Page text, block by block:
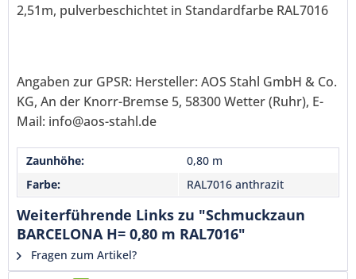
Mit * gekennzeichnete Felder sind Pflichtfelder.
Senden
2,51m, pulverbeschichtet in Standardfarbe RAL7016
Angaben zur GPSR: Hersteller: AOS Stahl GmbH & Co.
KG, An der Knorr-Bremse 5, 58300 Wetter (Ruhr), E-
Mail: info@aos-stahl.de
Zaunhöhe:
0,80 m
Farbe:
RAL7016 anthrazit
Weiterführende Links zu "Schmuckzaun
BARCELONA H= 0,80 m RAL7016"
Fragen zum Artikel?